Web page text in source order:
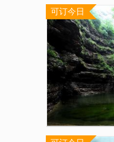
可订今日